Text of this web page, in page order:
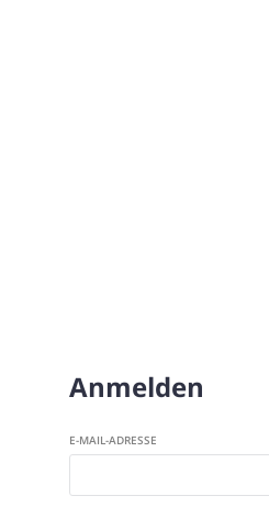
Anmelden
E-MAIL-ADRESSE